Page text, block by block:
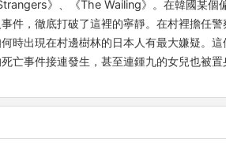
》、《The Wailing》。在韓國某個
，徹底打破了這裡的寧靜。在村裡擔任警
時出現在村邊樹林的日本人有最大嫌疑。
亡事件接連發生，甚至連鍾九的女兒也被